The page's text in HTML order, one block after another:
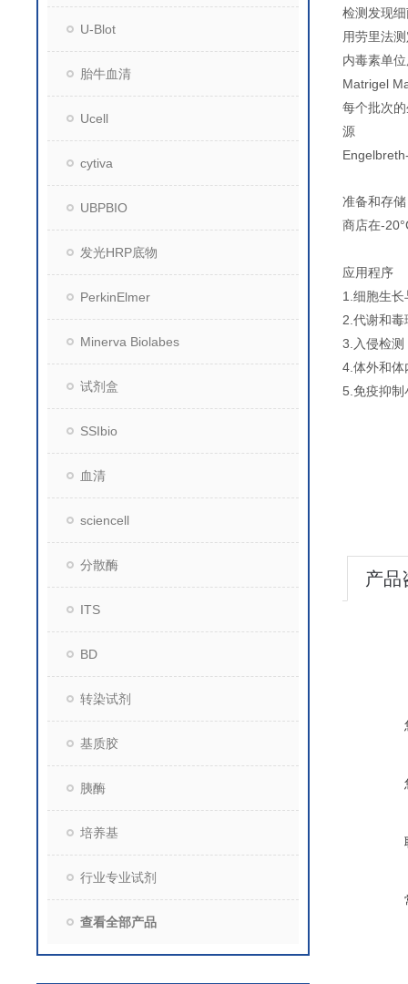
U-Blot
胎牛血清
Ucell
cytiva
UBPBIO
发光HRP底物
PerkinElmer
Minerva Biolabes
试剂盒
SSIbio
血清
sciencell
分散酶
ITS
BD
转染试剂
基质胶
胰酶
培养基
行业专业试剂
查看全部产品
检测发现
用劳里法
内毒素单
Matrigel
每个批次
源
准备和存储
商店在-
应用程序
1.细胞生长
2.代谢和毒
3.入侵检测
4.体外和体
5.免疫抑制
产品